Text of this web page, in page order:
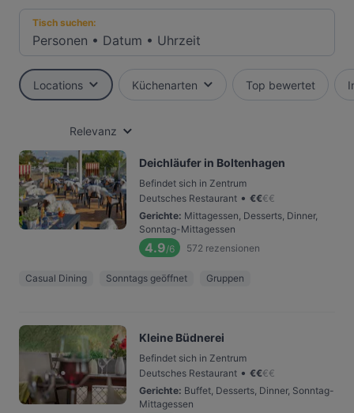
Tisch suchen:
Personen • Datum • Uhrzeit
Locations Küchenarten Top bewertet
Relevanz
Deichläufer in Boltenhagen
Befindet sich in Zentrum
Deutsches Restaurant • €€€€
Gerichte: Mittagessen, Desserts, Dinner,
Sonntag-Mittagessen
4.9/6 572 rezensionen
Casual Dining Sonntags geöffnet Gruppen
Kleine Büdnerei
Befindet sich in Zentrum
Deutsches Restaurant • €€€€
Gerichte: Buffet, Desserts, Dinner, Sonntag-
Mittagessen